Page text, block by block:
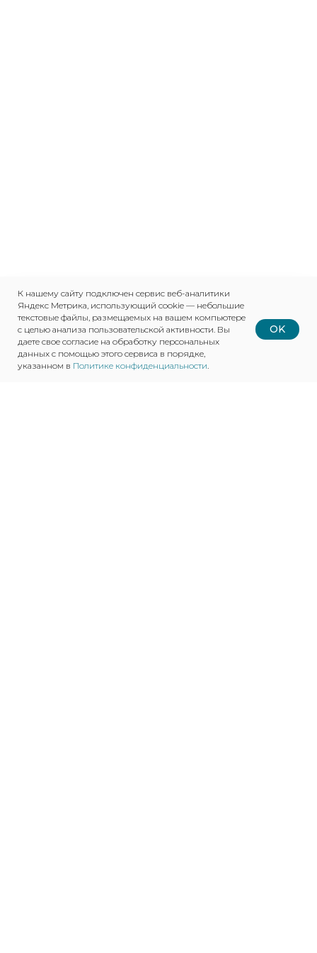
К нашему сайту подключен сервис веб-аналитики
Яндекс Метрика, использующий cookie — небольшие
текстовые файлы, размещаемых на вашем компьютере
с целью анализа пользовательской активности. Вы
даете свое согласие на обработку персональных
данных с помощью этого сервиса в порядке,
указанном в Политике конфиденциальности.
OK